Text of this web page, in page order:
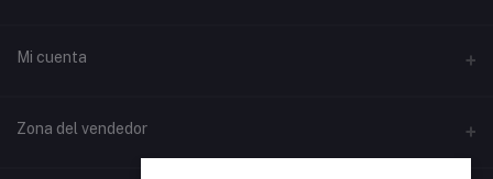
Habla a
Teléfono
Mi cuenta
Iniciar sesión
Historial de pedidos
Zona del vendedor